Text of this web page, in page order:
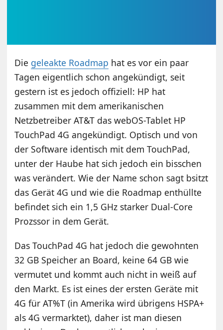
Die geleakte Roadmap hat es vor ein paar
Tagen eigentlich schon angekündigt, seit
gestern ist es jedoch offiziell: HP hat
zusammen mit dem amerikanischen
Netzbetreiber AT&T das webOS-Tablet HP
TouchPad 4G angekündigt. Optisch und von
der Software identisch mit dem TouchPad,
unter der Haube hat sich jedoch ein bisschen
was verändert. Wie der Name schon sagt bsitzt
das Gerät 4G und wie die Roadmap enthüllte
befindet sich ein 1,5 GHz starker Dual-Core
Prozssor in dem Gerät.
Das TouchPad 4G hat jedoch die gewohnten
32 GB Speicher an Board, keine 64 GB wie
vermutet und kommt auch nicht in weiß auf
den Markt. Es ist eines der ersten Geräte mit
4G für AT%T (in Amerika wird übrigens HSPA+
als 4G vermarktet), daher ist man diesen